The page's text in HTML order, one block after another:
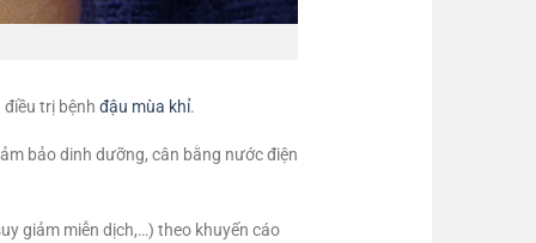
trị bệnh đậu mùa khỉ.
bảo dinh dưỡng, cân bằng nước điện
giảm miễn dịch,…) theo khuyến cáo